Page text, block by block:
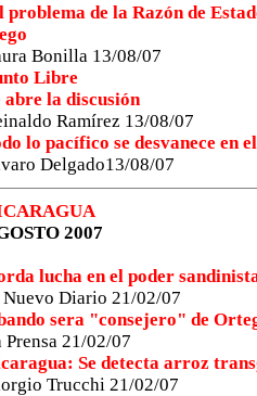
problema de la Razón de
Bonilla 13/08/07
Libre
abre la discusión
Ramírez 13/08/07
lo pacífico se desvanece en
Delgado13/08/07
2007
lucha en el poder
Diario 21/02/07
sera "consejero" de
Prensa 21/02/07
Se detecta arroz
Trucchi 21/02/07